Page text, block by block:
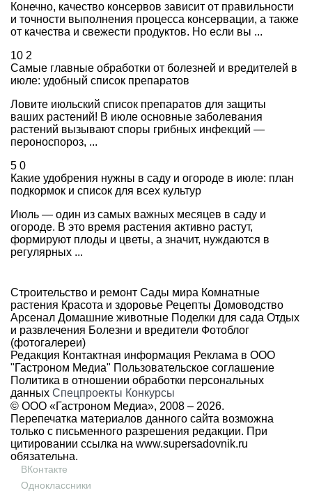
Конечно, качество консервов зависит от правильности
и точности выполнения процесса консервации, а также
от качества и свежести продуктов. Но если вы ...
10 2
Самые главные обработки от болезней и вредителей в
июле: удобный список препаратов
Ловите июльский список препаратов для защиты
ваших растений! В июле основные заболевания
растений вызывают споры грибных инфекций —
пероноспороз, ...
5 0
Какие удобрения нужны в саду и огороде в июле: план
подкормок и список для всех культур
Июль — один из самых важных месяцев в саду и
огороде. В это время растения активно растут,
формируют плоды и цветы, а значит, нуждаются в
регулярных ...
Строительство и ремонт Сады мира Комнатные
растения Красота и здоровье Рецепты Домоводство
Арсенал Домашние животные Поделки для сада Отдых
и развлечения Болезни и вредители Фотоблог
(фотогалереи)
Редакция Контактная информация Реклама в ООО
"Гастроном Медиа" Пользовательское соглашение
Политика в отношении обработки персональных
данных Спецпроекты Конкурсы
© ООО «Гастроном Медиа», 2008 – 2026.
Перепечатка материалов данного сайта возможна
только с письменного разрешения редакции. При
цитировании ссылка на www.supersadovnik.ru
обязательна.
ВКонтакте
Одноклассники